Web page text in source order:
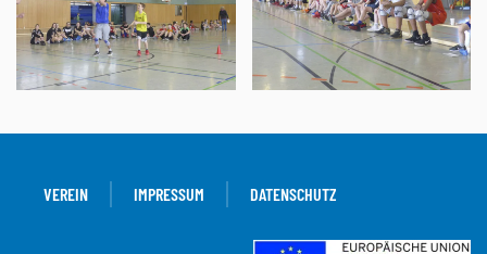
VEREIN IMPRESSUM DATENSCHUTZ